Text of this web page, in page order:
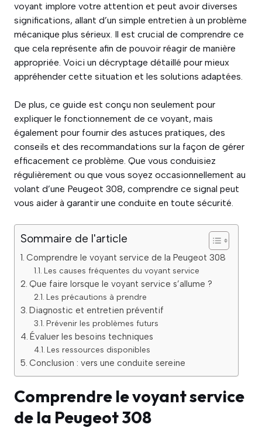
voyant implore votre attention et peut avoir diverses
significations, allant d’un simple entretien à un problème
mécanique plus sérieux. Il est crucial de comprendre ce
que cela représente afin de pouvoir réagir de manière
appropriée. Voici un décryptage détaillé pour mieux
appréhender cette situation et les solutions adaptées.
De plus, ce guide est conçu non seulement pour
expliquer le fonctionnement de ce voyant, mais
également pour fournir des astuces pratiques, des
conseils et des recommandations sur la façon de gérer
efficacement ce problème. Que vous conduisiez
régulièrement ou que vous soyez occasionnellement au
volant d’une Peugeot 308, comprendre ce signal peut
vous aider à garantir une conduite en toute sécurité.
Sommaire de l'article
Comprendre le voyant service de la Peugeot 308
Les causes fréquentes du voyant service
Que faire lorsque le voyant service s’allume ?
Les précautions à prendre
Diagnostic et entretien préventif
Prévenir les problèmes futurs
Évaluer les besoins techniques
Les ressources disponibles
Conclusion : vers une conduite sereine
Comprendre le voyant service
de la Peugeot 308